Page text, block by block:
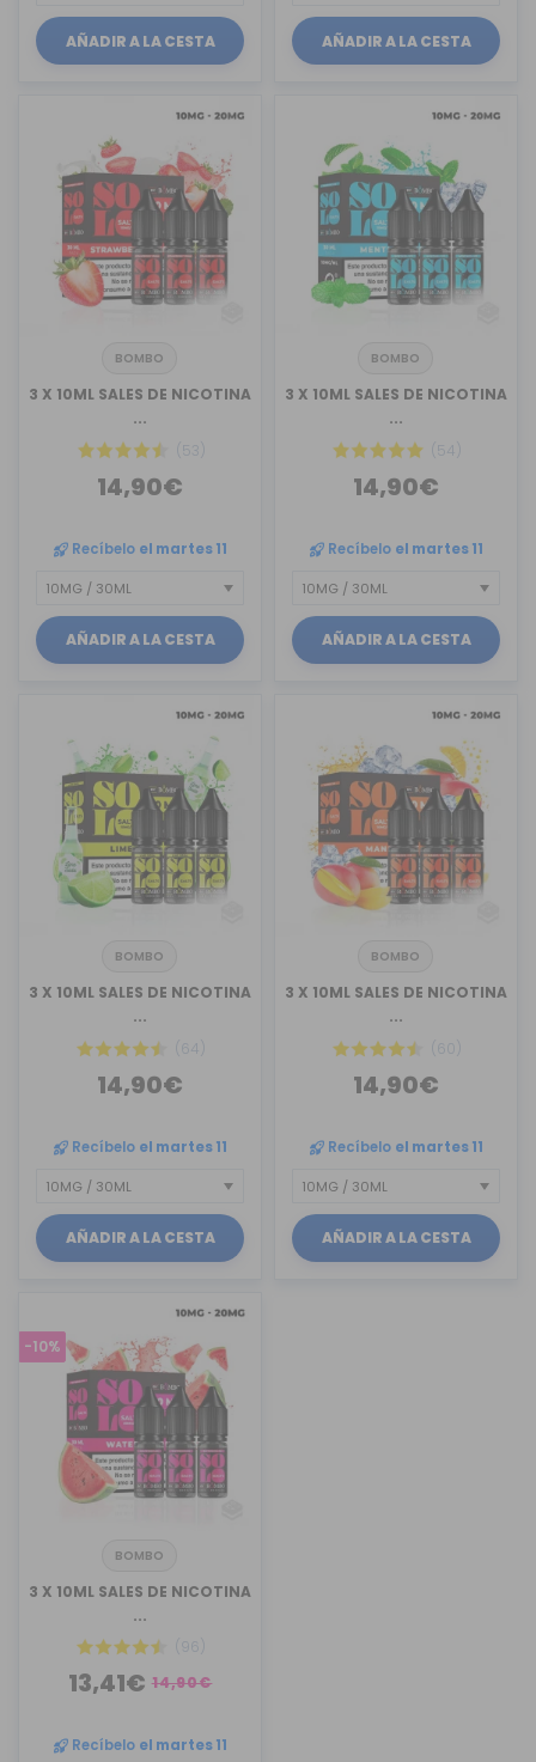
AÑADIR A LA CESTA AÑADIR A LA CESTA
BOMBO
3 X 10ML SALES DE NICOTINA
...
(53)
14,90€
Recíbelo el martes 11
AÑADIR A LA CESTA
BOMBO
3 X 10ML SALES DE NICOTINA
...
(54)
14,90€
Recíbelo el martes 11
AÑADIR A LA CESTA
BOMBO
3 X 10ML SALES DE NICOTINA
...
(64)
14,90€
Recíbelo el martes 11
AÑADIR A LA CESTA
BOMBO
3 X 10ML SALES DE NICOTINA
...
(60)
14,90€
Recíbelo el martes 11
AÑADIR A LA CESTA
-10%
BOMBO
3 X 10ML SALES DE NICOTINA
...
(96)
13,41€ 14,90€
Recíbelo el martes 11